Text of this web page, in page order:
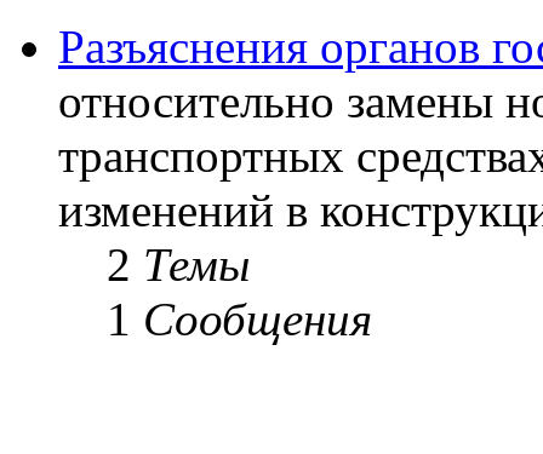
Разъяснения органов
относительно замены
транспортных
изменений в
2 Темы
1 Сообщения